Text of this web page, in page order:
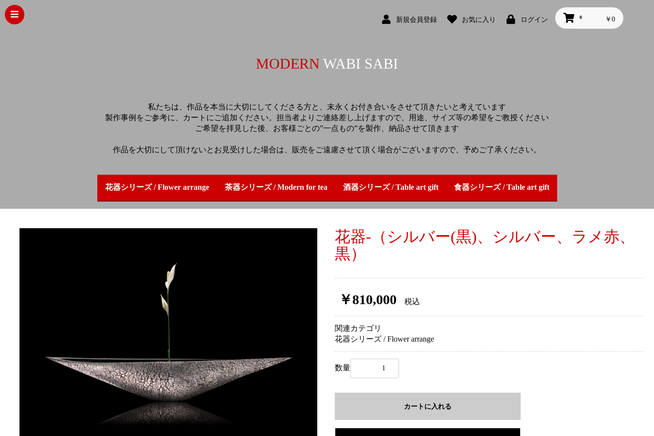
新規会員登録 お気に入り ログイン 0 ￥0
MODERN WABI SABI
私たちは、作品を本当に大切にしてくださる方と、末永くお付き合いをさせて頂きたいと考えています
製作事例をご参考に、カートにご追加ください。担当者よりご連絡差し上げますので、用途、サイズ等の希望をご教授ください
ご希望を拝見した後、お客様ごとの”一点もの”を製作、納品させて頂きます
作品を大切にして頂けないとお見受けした場合は、販売をご遠慮させて頂く場合がございますので、予めご了承ください。
花器シリーズ / Flower arrange 茶器シリーズ / Modern for tea 酒器シリーズ / Table art gift 食器シリーズ / Table art gift
花器-（シルバー(黒)、シルバー、ラメ赤、
黒）
￥810,000 税込
関連カテゴリ
花器シリーズ / Flower arrange
数量
カートに入れる
カートへ進む